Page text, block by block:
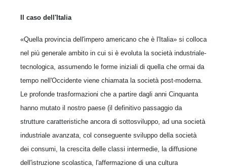
Il caso dell'Italia
«Quella provincia dell'impero americano che è l'Italia» si colloca
nel più generale ambito in cui si è evoluta la società industriale-
tecnologica, assumendo le forme iniziali di quella che ormai da
tempo nell'Occidente viene chiamata la società post-moderna.
Le profonde trasformazioni che a partire dagli anni Cinquanta
hanno mutato il nostro paese (il definitivo passaggio da
strutture caratteristiche ancora di sottosviluppo, ad una società
industriale avanzata, col conseguente sviluppo della società
dei consumi, la crescita delle classi intermedie, la diffusione
dell'istruzione scolastica, l'affermazione di una cultura